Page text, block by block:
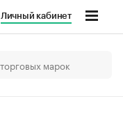
Личный кабинет